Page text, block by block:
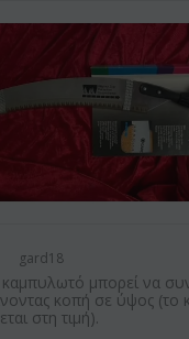
gard18
μπορεί να
κοπή σε ύψος (το
στη τιμή).